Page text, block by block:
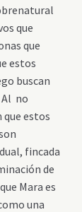
que
que
estos
buscan
Al no
que estos
fincada
de
Mara es
una